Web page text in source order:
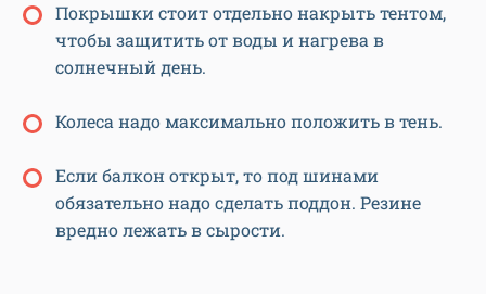
Покрышки стоит отдельно накрыть тентом,
чтобы защитить от воды и нагрева в
солнечный день.
Колеса надо максимально положить в тень.
Если балкон открыт, то под шинами
обязательно надо сделать поддон. Резине
вредно лежать в сырости.